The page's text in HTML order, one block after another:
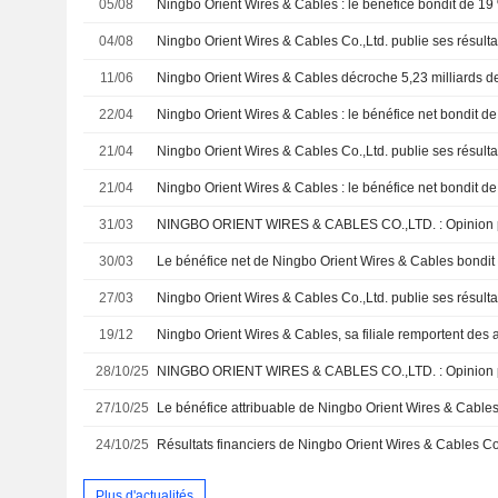
05/08
04/08
11/06
22/04
21/04
21/04
31/03 NINGBO ORIENT WIRES & CABLES CO.,LTD. :
30/03 Le bénéfice net de Ningbo Orient Wires & Cables
27/03
19/12 Ningbo Orient Wires & Cables, sa filiale remportent des
28/10/25 NINGBO ORIENT WIRES & CABLES CO.,LTD. :
27/10/25
24/10/25